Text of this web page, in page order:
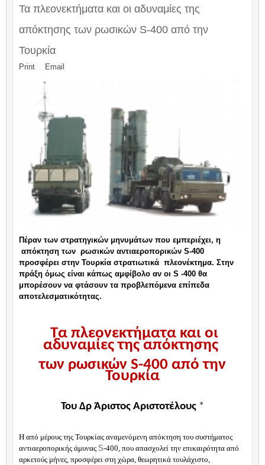
Τα πλεονεκτήματα και οι αδυναμίες της
απόκτησης των ρωσικών S-400 από την
Τουρκία
Print Email
Πέραν των στρατηγικών μηνυμάτων που εμπεριέχει, η
απόκτηση των ρωσικών αντιαεροπορικών S-400
προσφέρει στην Τουρκία στρατιωτικά πλεονέκτημα. Στην
πράξη όμως είναι κάπως αμφίβολο αν οι S -400 θα
μπορέσουν να φτάσουν τα προβλεπόμενα επίπεδα
αποτελεσματικότητας.
Τα πλεονεκτήματα και οι
αδυναμίες της απόκτησης
των ρωσικών S-400 από την
Τουρκία
Του Δρ Άριστος Αριστοτέλους *
Η από μέρους της Τουρκίας αναμενόμενη απόκτηση του συστήματος
αντιαεροπορικής άμυνας S-400, που απασχολεί την επικαιρότητα από
αρκετούς μήνες, προσφέρει στη χώρα, θεωρητικά τουλάχιστο,